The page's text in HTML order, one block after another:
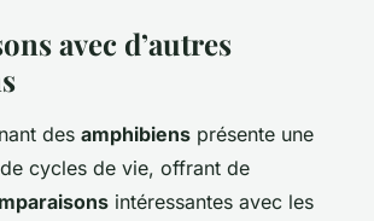
avec d’autres
des amphibiens présente une
de cycles de vie, offrant de
intéressantes avec les